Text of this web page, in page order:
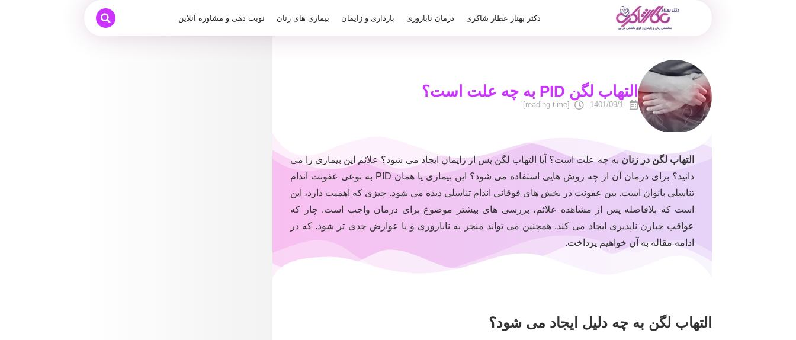
دکتر بهناز عطار شاکری درمان ناباروری بارداری و زایمان بیماری های زنان نوبت دهی و مشاوره آنلاین
التهاب لگن PID به چه علت است؟
1401/09/1
[reading-time]
التهاب لگن در زنان به چه علت است؟ آیا التهاب لگن پس از زایمان ایجاد می شود؟ علائم این بیماری را می
دانید؟ برای درمان آن از چه روش هایی استفاده می شود؟ این بیماری یا همان PID به نوعی عفونت اندام
تناسلی بانوان است. بین عفونت در بخش های فوقانی اندام تناسلی دیده می شود. چیزی که اهمیت دارد، این
است که بلافاصله پس از مشاهده علائم، بررسی های بیشتر موضوع برای درمان واجب است. چار که
عواقب جبارن ناپذیری ایجاد می کند. همچنین می تواند منجر به ناباروری و یا عوارض جدی تر شود. که در
ادامه مقاله به آن خواهیم پرداخت.
التهاب لگن به چه دلیل ایجاد می شود؟